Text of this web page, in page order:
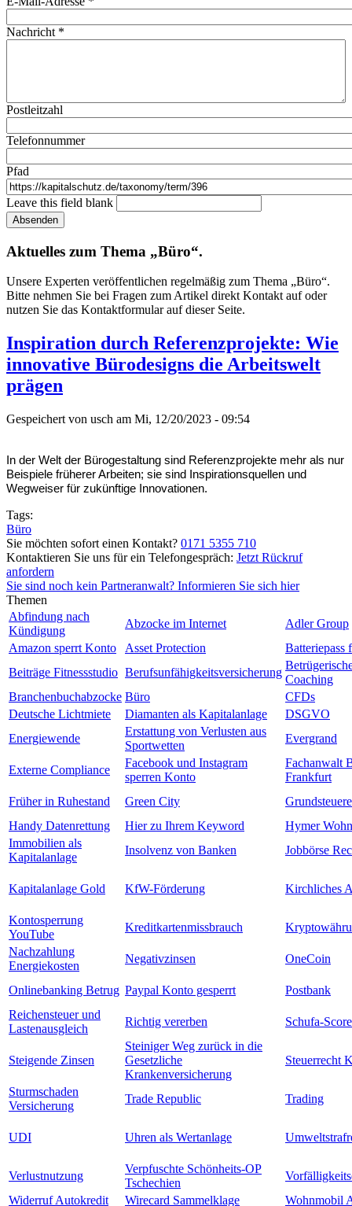
Nachricht *
Postleitzahl
Telefonnummer
Pfad
Leave this field blank
Absenden
Aktuelles zum Thema „Büro“.
Unsere Experten veröffentlichen regelmäßig zum Thema „Büro“.
Bitte nehmen Sie bei Fragen zum Artikel direkt Kontakt auf oder
nutzen Sie das Kontaktformular auf dieser Seite.
Inspiration durch Referenzprojekte: Wie
innovative Bürodesigns die Arbeitswelt
prägen
Gespeichert von usch am Mi, 12/20/2023 - 09:54
In der Welt der Bürogestaltung sind Referenzprojekte mehr als nur
Beispiele früherer Arbeiten; sie sind Inspirationsquellen und
Wegweiser für zukünftige Innovationen.
Tags:
Büro
Sie möchten sofort einen Kontakt? 0171 5355 710
Kontaktieren Sie uns für ein Telefongespräch: Jetzt Rückruf
anfordern
Sie sind noch kein Partneranwalt? Informieren Sie sich hier
Themen
Abfindung nach
Kündigung
Abzocke im Internet
Adler Group
Amazon sperrt Konto
Asset Protection
Batteriepass
Beiträge Fitnessstudio Berufsunfähigkeitsversicherung
Coaching
Branchenbuchabzocke Büro
CFDs
Deutsche Lichtmiete
Diamanten als Kapitalanlage
DSGVO
Energiewende
Erstattung von Verlusten aus
Sportwetten
Evergrand
Externe Compliance
Facebook und Instagram
sperren Konto
Fachanwalt
Frankfurt
Früher in Ruhestand
Green City
Handy Datenrettung
Hier zu Ihrem Keyword
Hymer
Immobilien als
Kapitalanlage
Insolvenz von Banken Jobbörse
Kapitalanlage Gold KfW-Förderung Kirchliches
Kontosperrung
YouTube
Kreditkartenmissbrauch
Nachzahlung
Energiekosten
Negativzinsen OneCoin
Onlinebanking Betrug Paypal Konto gesperrt
Postbank
Reichensteuer und
Lastenausgleich
Richtig vererben Schufa-Score
Steigende Zinsen
Steiniger Weg zurück in die
Gesetzliche
Krankenversicherung
Steuerrecht
Sturmschaden
Versicherung
Trade Republic Trading
UDI Uhren als Wertanlage
Verlustnutzung
Verpfuschte Schönheits-OP
Tschechien
Widerruf Autokredit
Wirecard Sammelklage Wohnmobil